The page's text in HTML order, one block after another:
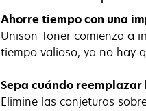
Ahorre tiempo con una
Unison Toner comienza a
tiempo valioso, ya no hay
Sepa cuándo reemplazar
Elimine las conjeturas